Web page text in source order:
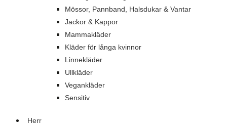
Mössor, Pannband, Halsdukar & Vantar
Jackor & Kappor
Mammakläder
Kläder för långa kvinnor
Linnekläder
Ullkläder
Vegankläder
Sensitiv
Herr